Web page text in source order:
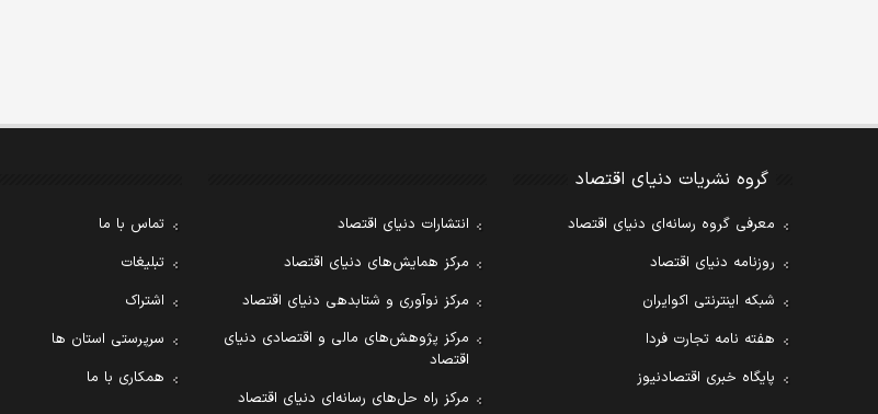
گروه نشریات دنیای اقتصاد
معرفی گروه رسانه‌ای دنیای اقتصاد
روزنامه دنیای اقتصاد
شبکه اینترنتی اکوایران
هفته نامه تجارت فردا
پایگاه خبری اقتصادنیوز
انتشارات دنیای اقتصاد
مرکز همایش‌های دنیای اقتصاد
مرکز نوآوری و شتابدهی دنیای اقتصاد
مرکز پژوهش‌های مالی و اقتصادی دنیای
اقتصاد
مرکز راه حل‌های رسانه‌ای دنیای اقتصاد
تماس با ما
تبلیغات
اشتراک
سرپرستی استان ها
همکاری با ما